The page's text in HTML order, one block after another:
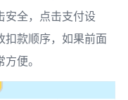
安全，点击支付设
扣款顺序，如果前面
便。